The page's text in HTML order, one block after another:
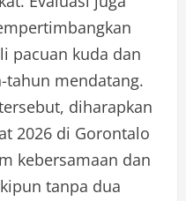
pacuan kuda dan
tahun mendatang.
diharapkan
2026 di Gorontalo
kebersamaan dan
tanpa dua